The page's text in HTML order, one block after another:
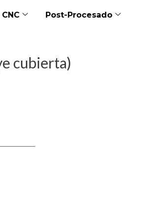
CNC Post-Procesado
cubierta)